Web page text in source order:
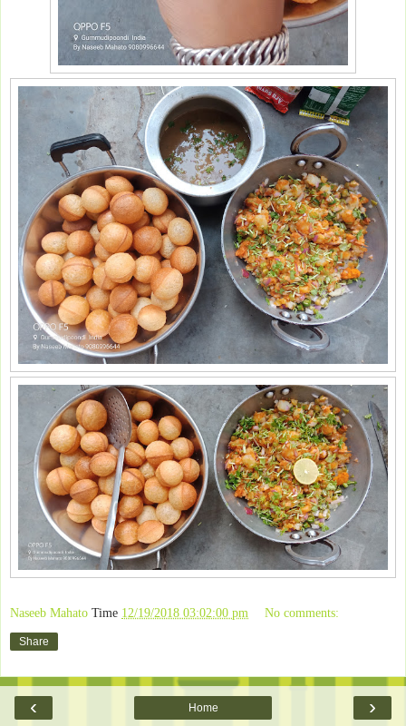
Naseeb Mahato Time 12/19/2018 03:02:00 pm No comments:
Share
‹ ›
Home